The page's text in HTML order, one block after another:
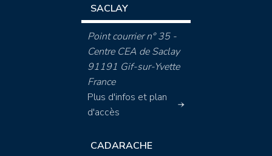
SACLAY
Point courrier n° 35 -
Centre CEA de Saclay
91191 Gif-sur-Yvette
France
Plus d'infos et plan
d'accès
CADARACHE